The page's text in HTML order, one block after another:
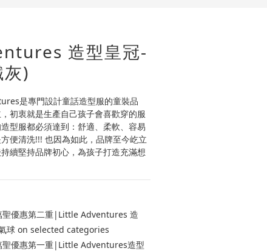
造型皇冠-
)
是專門設計童話造型服的童裝品
初衷就是生產自己孩子會喜歡穿的服
型服都必須達到：舒適、柔軟、容易
便清洗!!! 也因為如此，品牌至今屹立
續堅持品牌初心，為孩子打造充滿想
優惠第二重|Little Adventures 造
球 on selected categories
優惠第一重|Little Adventures造型